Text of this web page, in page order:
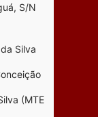
S/N
Silva
(MTE